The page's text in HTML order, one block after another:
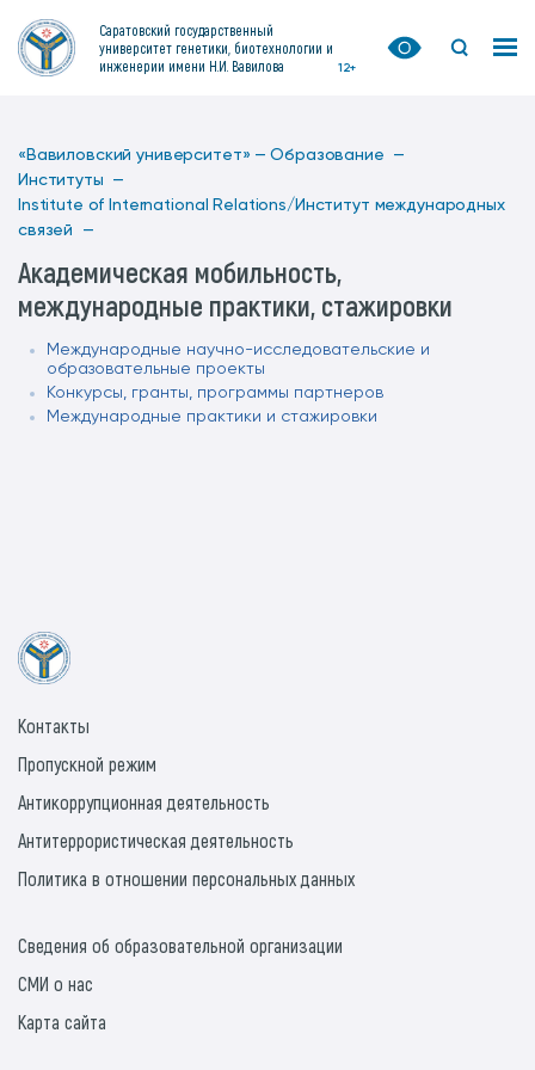
Саратовский государственный
университет генетики, биотехнологии и
инженерии имени Н.И. Вавилова
12+
«Вавиловский университет» — Образование —
Институты —
Institute of International Relations/Институт международных
связей —
Академическая мобильность,
международные практики, стажировки
Международные научно-исследовательские и
образовательные проекты
Конкурсы, гранты, программы партнеров
Международные практики и стажировки
Контакты
Пропускной режим
Антикоррупционная деятельность
Антитеррористическая деятельность
Политика в отношении персональных данных
Сведения об образовательной организации
СМИ о нас
Карта сайта